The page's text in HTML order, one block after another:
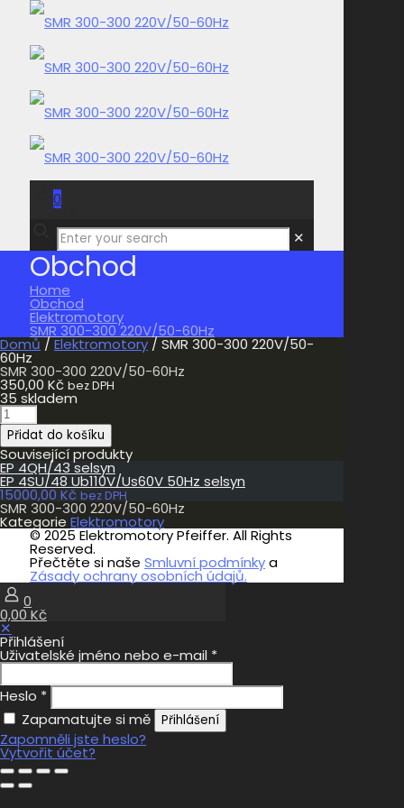
0
0,00 Kč
✕
Obchod
Home
Obchod
Elektromotory
SMR 300-300 220V/50-60Hz
Domů / Elektromotory / SMR 300-300 220V/50-
60Hz
SMR 300-300 220V/50-60Hz
350,00 Kč bez DPH
35 skladem
SMR
300-
300
220V/50-
60Hz
množství
Přidat do košíku
Související produkty
EP 4QH/43 selsyn
EP 4SU/48 Ub110V/Us60V 50Hz selsyn
15000,00 Kč bez DPH
SMR 300-300 220V/50-60Hz
Kategorie Elektromotory
© 2025 Elektromotory Pfeiffer. All Rights
Reserved.
Přečtěte si naše Smluvní podmínkya
Zásady ochrany osobních údajů.
0
0,00 Kč
✕
Přihlášení
Uživatelské jméno nebo e-mail *
Heslo *
Zapamatujte si mě
Přihlášení
Zapomněli jste heslo?
Vytvořit účet?